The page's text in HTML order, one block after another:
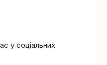
у соціальних